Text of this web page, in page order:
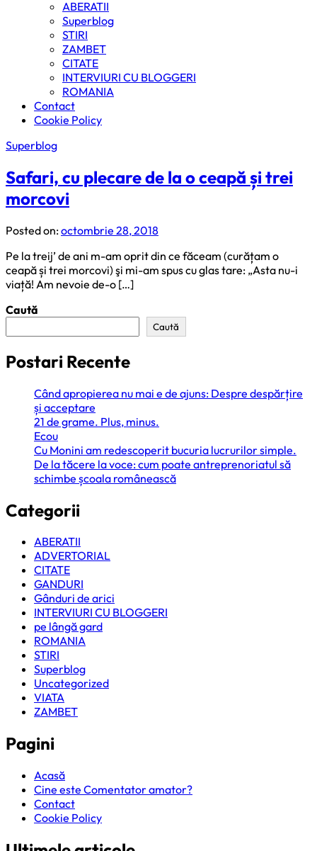
ABERATII
Superblog
STIRI
ZAMBET
CITATE
INTERVIURI CU BLOGGERI
ROMANIA
Contact
Cookie Policy
Superblog
Safari, cu plecare de la o ceapă și trei
morcovi
Posted on:octombrie 28, 2018
Pe la treij’ de ani m-am oprit din ce făceam (curățam o
ceapă și trei morcovi) şi mi-am spus cu glas tare: „Asta nu-i
viață! Am nevoie de-o […]
Caută
Caută
Postari Recente
Când apropierea nu mai e de ajuns: Despre despărțire
și acceptare
21 de grame. Plus, minus.
Ecou
Cu Monini am redescoperit bucuria lucrurilor simple.
De la tăcere la voce: cum poate antreprenoriatul să
schimbe școala românească
Categorii
ABERATII
ADVERTORIAL
CITATE
GANDURI
Gânduri de arici
INTERVIURI CU BLOGGERI
pe lângă gard
ROMANIA
STIRI
Superblog
Uncategorized
VIATA
ZAMBET
Pagini
Acasă
Cine este Comentator amator?
Contact
Cookie Policy